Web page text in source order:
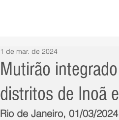
Mutirão
distritos de Inoã
1 de mar. de 2024
Rio de Janeiro, 01/03/2024